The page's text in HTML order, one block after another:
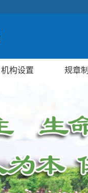
机构设置 规章